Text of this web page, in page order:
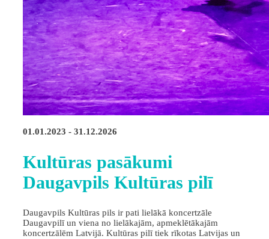
01.01.2023 - 31.12.2026
Kultūras pasākumi
Daugavpils Kultūras pilī
Daugavpils Kultūras pils ir pati lielākā koncertzāle
Daugavpilī un viena no lielākajām, apmeklētākajām
koncertzālēm Latvijā. Kultūras pilī tiek rīkotas Latvijas un